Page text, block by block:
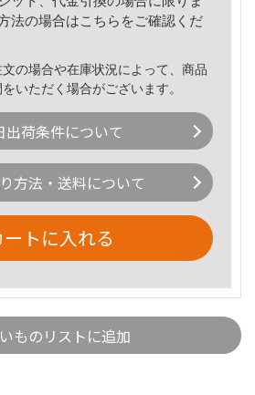
法の場合はこちら をご確認くだ
の場合や在庫状況によって、商品
いただく場合がございます。
出荷条件について
方法・送料について
ートに入れる
ものリストに追加